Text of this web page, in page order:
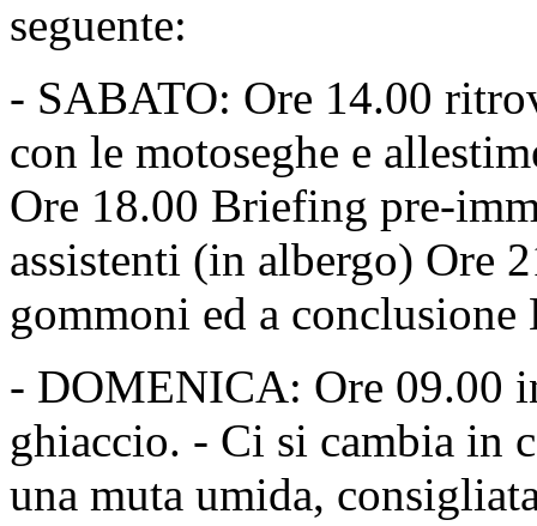
seguente:
- SABATO: Ore 14.00
con le motoseghe e
Ore 18.00 Briefing pre-
assistenti (in albergo) Ore
gommoni ed a
- DOMENICA: Ore 09.00
ghiaccio. - Ci si cambia in
una muta umida,